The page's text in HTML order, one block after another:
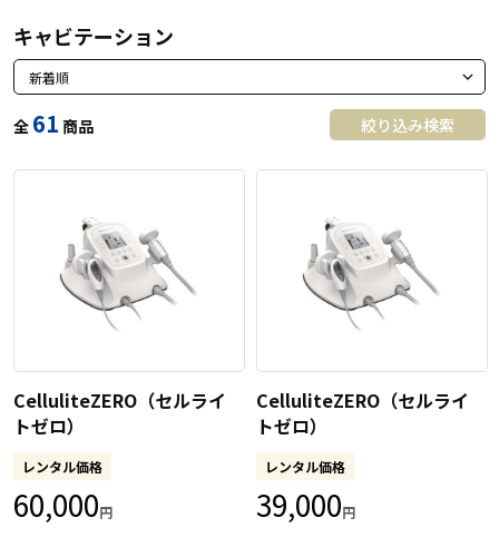
キャビテーション
全 61 商品
並び替え
絞り込み検索
CelluliteZERO（セルライ
トゼロ）
レンタル価格
60,000円
CelluliteZERO（セルライ
トゼロ）
レンタル価格
39,000円